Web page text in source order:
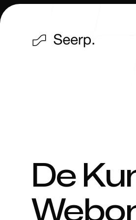
Proces
De